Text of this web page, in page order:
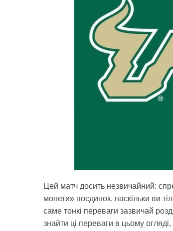
Цей матч досить незвичайний:
монети» поєдинок, наскільки ви
саме тонкі переваги зазвичай
знайти ці переваги в цьому